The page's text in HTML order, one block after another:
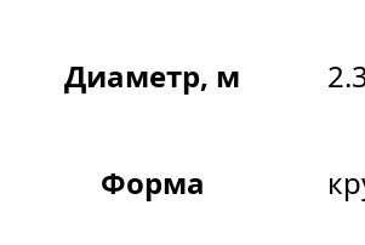
Диаметр, м
Форма